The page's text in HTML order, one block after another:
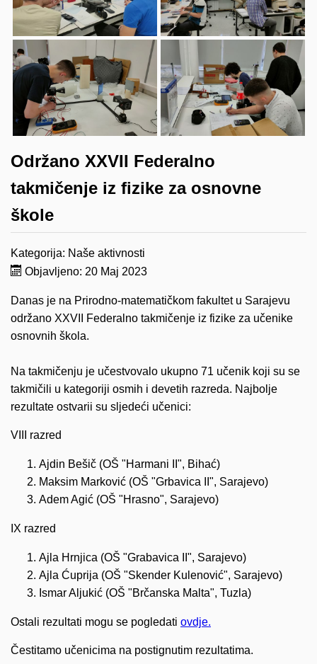
Održano XXVII Federalno
takmičenje iz fizike za osnovne
škole
Kategorija: Naše aktivnosti
Objavljeno: 20 Maj 2023
Danas je na Prirodno-matematičkom fakultet u Sarajevu
održano XXVII Federalno takmičenje iz fizike za učenike
osnovnih škola.
Na takmičenju je učestvovalo ukupno 71 učenik koji su se
takmičili u kategoriji osmih i devetih razreda. Najbolje
rezultate ostvarii su sljedeći učenici:
VIII razred
Ajdin Bešič (OŠ "Harmani II", Bihać)
Maksim Marković (OŠ "Grbavica II", Sarajevo)
Adem Agić (OŠ "Hrasno", Sarajevo)
IX razred
Ajla Hrnjica (OŠ "Grabavica II", Sarajevo)
Ajla Ćuprija (OŠ "Skender Kulenović", Sarajevo)
Ismar Aljukić (OŠ "Brčanska Malta", Tuzla)
Ostali rezultati mogu se pogledati ovdje.
Čestitamo učenicima na postignutim rezultatima.